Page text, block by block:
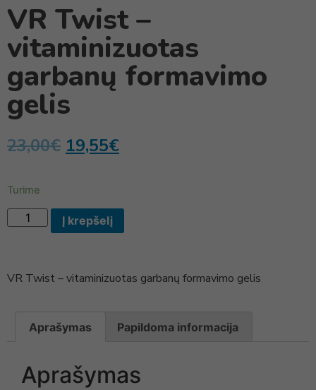
VR Twist –
vitaminizuotas
garbanų formavimo
gelis
23,00€ 19,55€
Turime
Į krepšelį
VR Twist – vitaminizuotas garbanų formavimo gelis
Aprašymas Papildoma informacija
Aprašymas